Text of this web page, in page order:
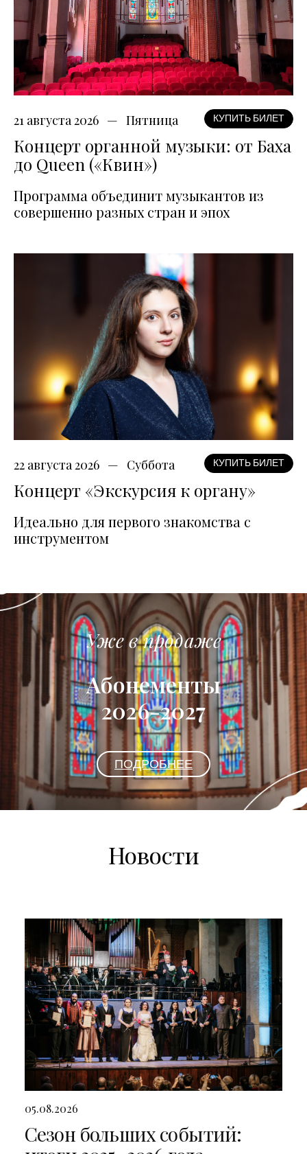
21 августа 2026 Пятница КУПИТЬ БИЛЕТ
Концерт органной музыки: от Баха
до Queen («Квин»)
Программа объединит музыкантов из
совершенно разных стран и эпох
22 августа 2026 Суббота КУПИТЬ БИЛЕТ
Концерт «Экскурсия к органу»
Идеально для первого знакомства с
инструментом
Уже в продаже
Абонементы
2026-2027
ПОДРОБНЕЕ
Новости
05.08.2026
Сезон больших событий: